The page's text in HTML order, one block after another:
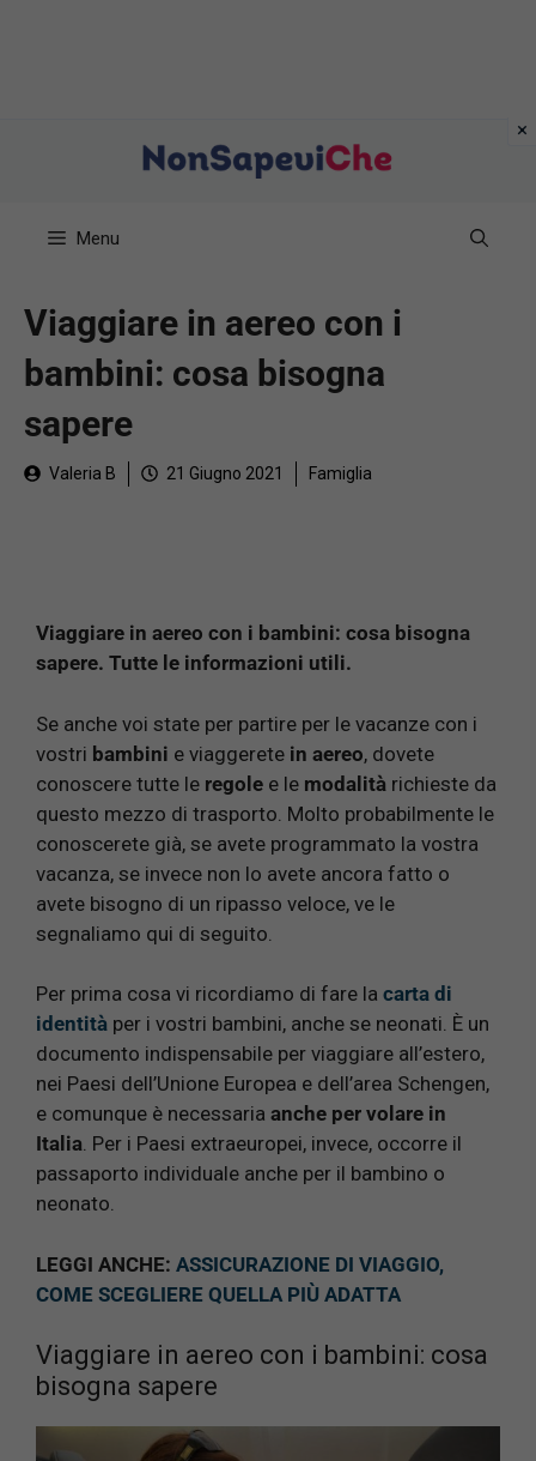
Menu
Viaggiare in aereo con i
bambini: cosa bisogna
sapere
Valeria B 21 Giugno 2021 Famiglia
Viaggiare in aereo con i bambini: cosa bisogna
sapere. Tutte le informazioni utili.
Se anche voi state per partire per le vacanze con i
vostri bambini e viaggerete in aereo, dovete
conoscere tutte le regole e le modalità richieste da
questo mezzo di trasporto. Molto probabilmente le
conoscerete già, se avete programmato la vostra
vacanza, se invece non lo avete ancora fatto o
avete bisogno di un ripasso veloce, ve le
segnaliamo qui di seguito.
Per prima cosa vi ricordiamo di fare la carta di
identità per i vostri bambini, anche se neonati. È un
documento indispensabile per viaggiare all’estero,
nei Paesi dell’Unione Europea e dell’area Schengen,
e comunque è necessaria anche per volare in
Italia. Per i Paesi extraeuropei, invece, occorre il
passaporto individuale anche per il bambino o
neonato.
LEGGI ANCHE: ASSICURAZIONE DI VIAGGIO,
COME SCEGLIERE QUELLA PIÙ ADATTA
Viaggiare in aereo con i bambini: cosa
bisogna sapere